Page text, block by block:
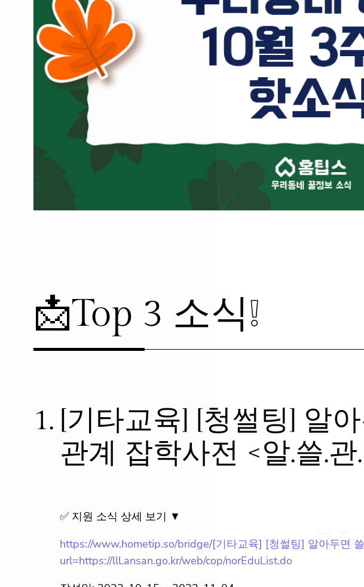
📩Top 3 소식❕
1. [기타교육] [청썰팅] 알
관계 잡학사전 <알.쓸.관
✅ 지원 소식 상세 보기 ▼
https://www.hometip.so/bridge/[기타교육] [청썰팅] 알아두면
url=https://lll.ansan.go.kr/web/cop/norEduList.do
자주